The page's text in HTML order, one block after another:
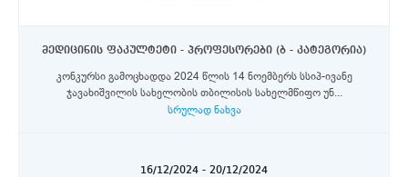
მედიცინის ფაკულტეტი - პროფესორები (ბ - კატეგორია)
კონკურსი გამოცხადდა 2024 წლის 14 ნოემბერს სსიპ-ივანე
ჯავახიშვილის სახელობის თბილისის სახელმწიფო უნ...
სრულად ნახვა
16/12/2024 - 20/12/2024